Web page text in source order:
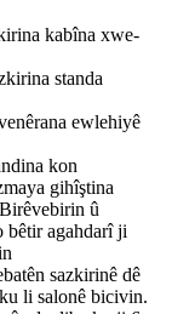
kabîna xwe-
standa
ewlehiyê
kon
gihîştina
û
bêtir agahdarî ji
sazkirinê dê
li salonê bicivin.